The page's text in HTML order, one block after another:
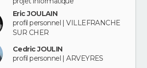
Eric JOULAIN
profil personnel | VILLEFRANCHE
SUR CHER
Cedric JOULIN
profil personnel | ARVEYRES